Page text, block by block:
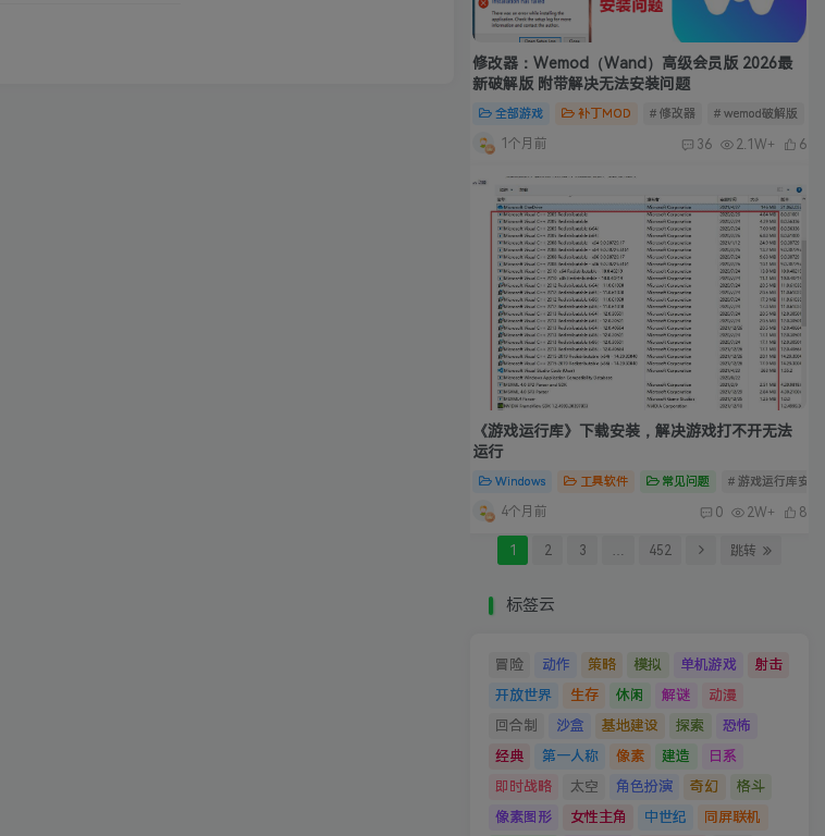
修改器：Wemod（Wand）高级会员版 2026最
新破解版 附带解决无法安装问题
全部游戏 补丁MOD # 修改器 # wemod破解版
1个月前 36 2.1W+ 6
《游戏运行库》下载安装，解决游戏打不开无法
运行
Windows 工具软件 常见问题 # 游戏运行库安装
4个月前 0 2W+ 8
1 2 3 … 452 跳转
标签云
冒险 动作 策略 模拟 单机游戏
射击
开放世界
生存 休闲 解谜
动漫
回合制
沙盒 基地建设 探索
恐怖
经典
第一人称 像素 建造
日系
即时战略
太空 角色扮演 奇幻
格斗
像素图形
女性主角 中世纪 同屏联机